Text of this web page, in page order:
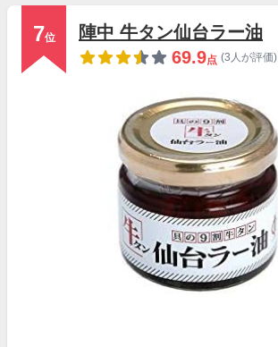
7位
陣中 牛タン仙台ラー油
69.9点 (3人が評価)